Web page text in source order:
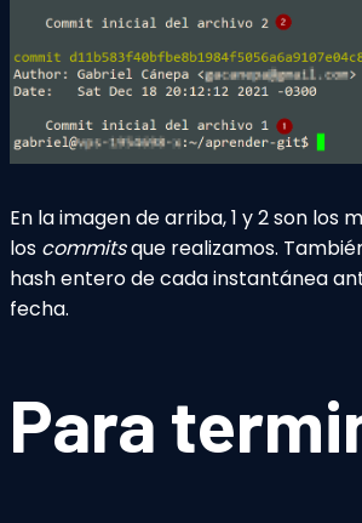
En la imagen de arriba, 1 y 2 son los
los commitsque realizamos.
hash entero de cada instantánea
fecha.
Para